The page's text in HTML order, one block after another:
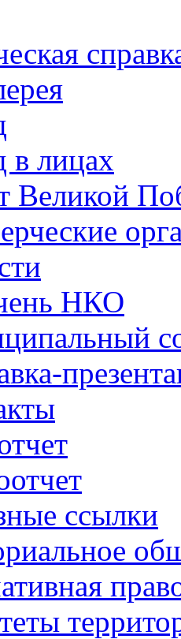
в лицах
Великой
НКО
ссылки